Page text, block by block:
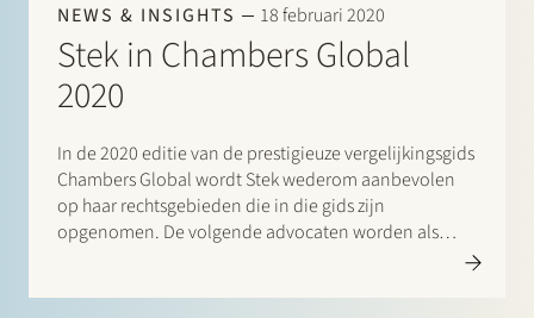
NEWS & INSIGHTS 18 februari 2020
Stek in Chambers Global
2020
In de 2020 editie van de prestigieuze vergelijkingsgids
Chambers Global wordt Stek wederom aanbevolen
op haar rechtsgebieden die in die gids zijn
opgenomen. De volgende advocaten worden als